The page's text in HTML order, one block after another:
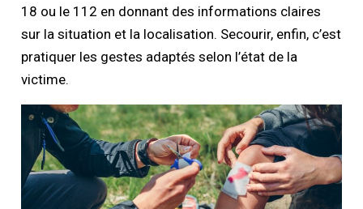
18 ou le 112 en donnant des informations claires
sur la situation et la localisation. Secourir, enfin, c’est
pratiquer les gestes adaptés selon l’état de la
victime.